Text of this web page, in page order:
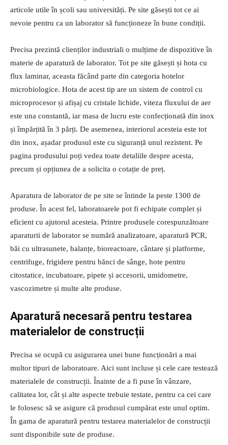
articole utile în școli sau universități. Pe site găsești tot ce ai
nevoie pentru ca un laborator să funcționeze în bune condiții.
Precisa prezintă clienților industriali o mulțime de dispozitive în
materie de aparatură de laborator. Tot pe site găsești și hota cu
flux laminar, aceasta făcând parte din categoria hotelor
microbiologice. Hota de acest tip are un sistem de control cu
microprocesor și afișaj cu cristale lichide, viteza fluxului de aer
este una constantă, iar masa de lucru este confecționată din inox
și împărțită în 3 părți. De asemenea, interiorul acesteia este tot
din inox, așadar produsul este cu siguranță unul rezistent. Pe
pagina produsului poți vedea toate detaliile despre acesta,
precum și opțiunea de a solicita o cotație de preț.
Aparatura de laborator de pe site se întinde la peste 1300 de
produse. În acest fel, laboratoarele pot fi echipate complet și
eficient cu ajutorul acesteia. Printre produsele corespunzătoare
aparaturii de laborator se numără analizatoare, aparatură PCR,
băi cu ultrasunete, balanțe, bioreactoare, cântare și platforme,
centrifuge, frigidere pentru bănci de sânge, hote pentru
citostatice, incubatoare, pipete și accesorii, umidometre,
vascozimetre și multe alte produse.
Aparatură necesară pentru testarea
materialelor de construcții
Precisa se ocupă cu asigurarea unei bune funcționări a mai
multor tipuri de laboratoare. Aici sunt incluse și cele care testează
materialele de construcții. Înainte de a fi puse în vânzare,
calitatea lor, cât și alte aspecte trebuie testate, pentru ca cei care
le folosesc să se asigure că produsul cumpărat este unul optim.
În gama de aparatură pentru testarea materialelor de construcții
sunt disponibile sute de produse.